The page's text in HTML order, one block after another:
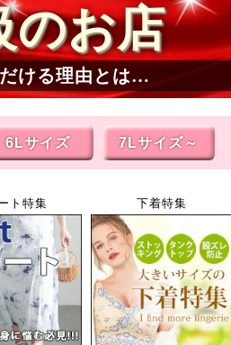
のお店
ける理由とは…
6Lサイズ 7Lサイズ～
ト特集 下着特集